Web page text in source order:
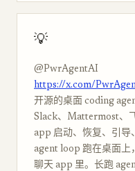
💡
@PwrAgentAI
https://x.com/
开源的桌面 coding
Slack、Mattermost、
app 启动、恢复、引导
agent loop 跑在桌面上
聊天 app 里。长跑